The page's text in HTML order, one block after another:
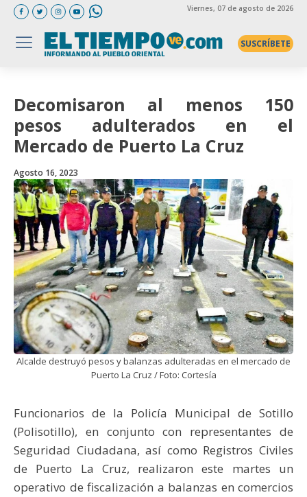
Viernes, 07 de agosto de 2026
SUSCRÍBETE
Decomisaron al menos 150
pesos adulterados en el
Mercado de Puerto La Cruz
Agosto 16, 2023
Alcalde destruyó pesos y balanzas adulteradas en el mercado de
Puerto La Cruz / Foto: Cortesía
Funcionarios de la Policía Municipal de Sotillo
(Polisotillo), en conjunto con representantes de
Seguridad Ciudadana, así como Registros Civiles
de Puerto La Cruz, realizaron este martes un
operativo de fiscalización a balanzas en comercios